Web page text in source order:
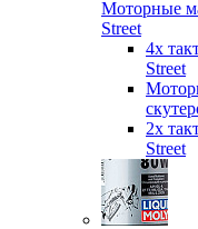
Моторные
Street
4х
Street
2х
Street